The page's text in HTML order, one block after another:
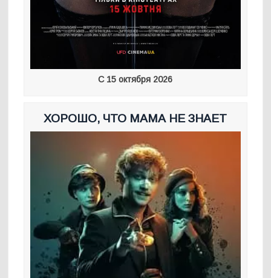
С 15 октября 2026
ХОРОШО, ЧТО МАМА НЕ ЗНАЕТ